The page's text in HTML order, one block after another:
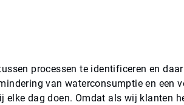
processen te identificeren en
van waterconsumptie en een
dag doen. Omdat als wij klanten